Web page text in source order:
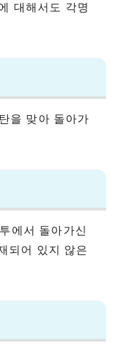
대해서도 각명
을 맞아 돌아가
에서 돌아가신
되어 있지 않은